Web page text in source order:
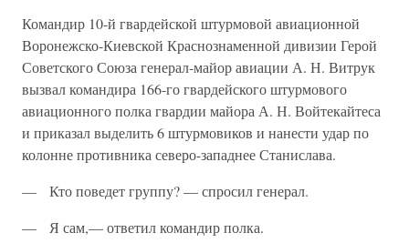
Командир 10-й гвардейской штурмовой авиационной
Воронежско-Киевской Краснознаменной дивизии Герой
Советского Союза генерал-майор авиации А. Н. Витрук
вызвал командира 166-го гвардейского штурмового
авиационного полка гвардии майора А. Н. Войтекайтеса
и приказал выделить 6 штурмовиков и нанести удар по
колонне про­тивника северо-западнее Станислава.
— Кто поведет группу? — спросил генерал.
— Я сам,— ответил командир полка.